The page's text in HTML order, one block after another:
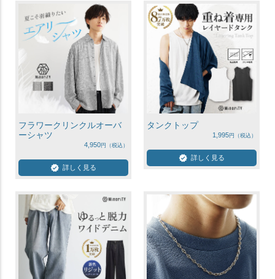
フラワークリンクルオーバ
ーシャツ
4,950
詳しく見る
タンクトップ
1,995
詳しく見る